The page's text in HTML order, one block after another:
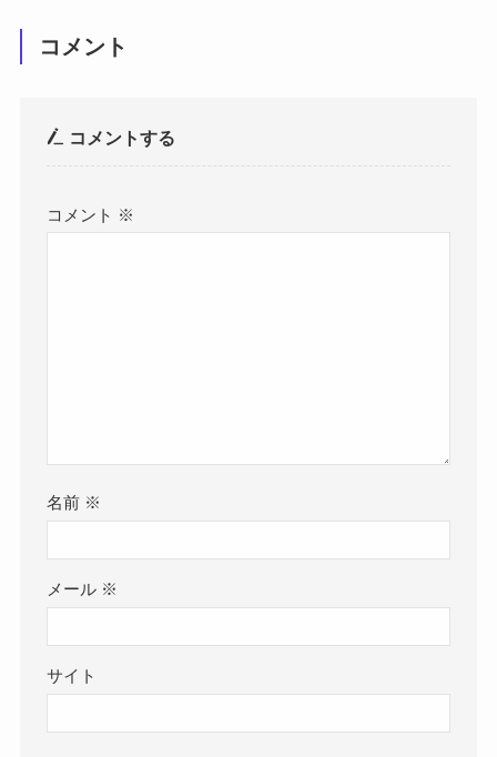
コメント
コメントする
コメント ※
名前 ※
メール ※
サイト